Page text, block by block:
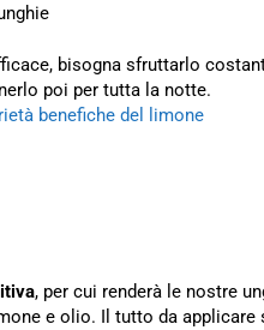
bisogna sfruttarlo
poi per tutta la notte.
benefiche del limone
, per cui renderà le nostre
e olio. Il tutto da applicare